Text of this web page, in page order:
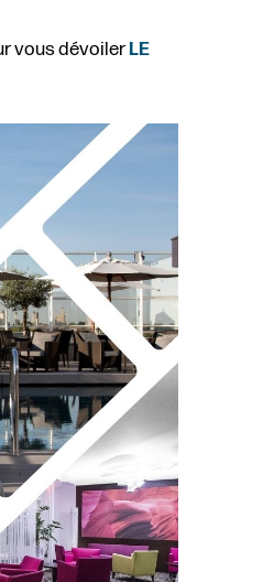
vous dévoilerLE